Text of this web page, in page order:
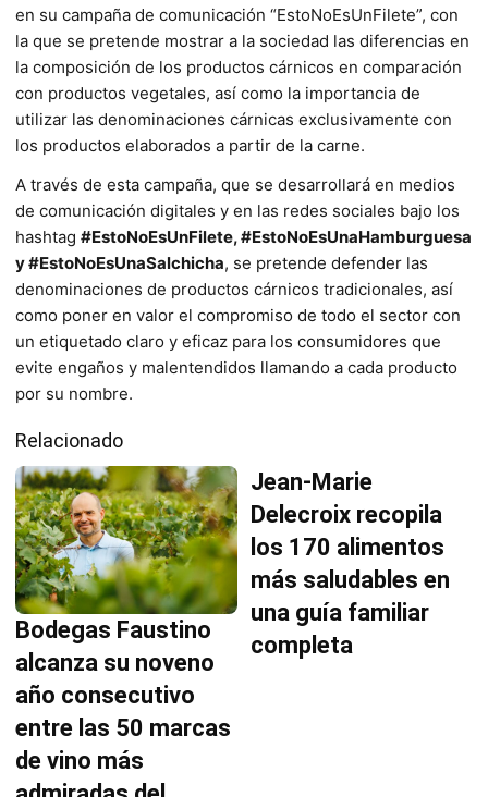
en su campaña de comunicación “EstoNoEsUnFilete”, con
la que se pretende mostrar a la sociedad las diferencias en
la composición de los productos cárnicos en comparación
con productos vegetales, así como la importancia de
utilizar las denominaciones cárnicas exclusivamente con
los productos elaborados a partir de la carne.
A través de esta campaña, que se desarrollará en medios
de comunicación digitales y en las redes sociales bajo los
hashtag #EstoNoEsUnFilete, #EstoNoEsUnaHamburguesa
y #EstoNoEsUnaSalchicha, se pretende defender las
denominaciones de productos cárnicos tradicionales, así
como poner en valor el compromiso de todo el sector con
un etiquetado claro y eficaz para los consumidores que
evite engaños y malentendidos llamando a cada producto
por su nombre.
Relacionado
Bodegas Faustino
alcanza su noveno
año consecutivo
entre las 50 marcas
de vino más
Jean-Marie
Delecroix recopila
los 170 alimentos
más saludables en
una guía familiar
completa